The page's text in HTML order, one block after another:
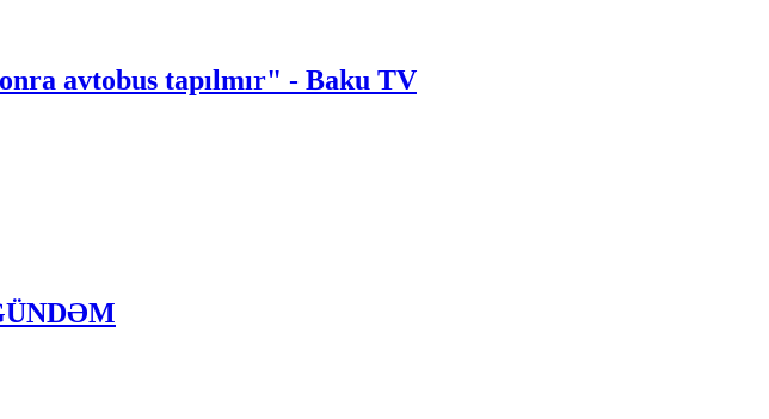
avtobus tapılmır" - Baku TV